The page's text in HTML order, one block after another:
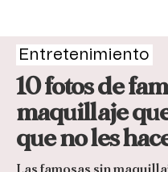
Entretenimiento
10 fotos de
maquillaje
que no les